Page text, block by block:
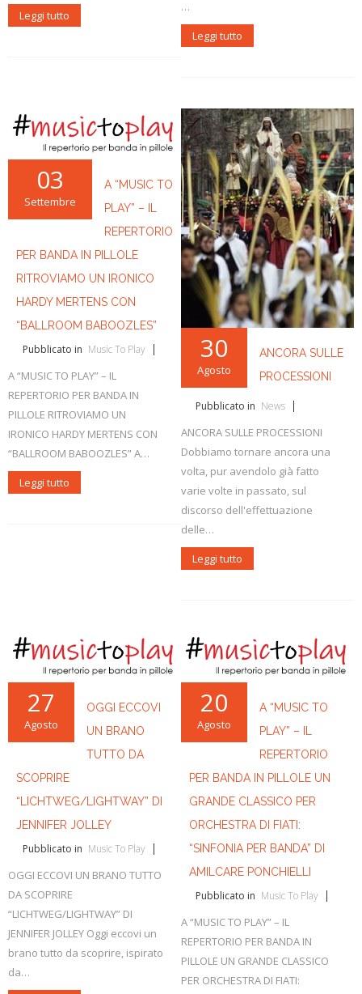
Leggi tutto
…
Leggi tutto
03
Settembre
A “MUSIC TO
PLAY” – IL
REPERTORIO
PER BANDA IN PILLOLE
RITROVIAMO UN IRONICO
HARDY MERTENS CON
“BALLROOM BABOOZLES”
Pubblicato in Music To Play
A “MUSIC TO PLAY” – IL
REPERTORIO PER BANDA IN
PILLOLE RITROVIAMO UN
IRONICO HARDY MERTENS CON
“BALLROOM BABOOZLES” A…
Leggi tutto
30
Agosto
ANCORA SULLE
PROCESSIONI
Pubblicato in News
ANCORA SULLE PROCESSIONI
Dobbiamo tornare ancora una
volta, pur avendolo già fatto
varie volte in passato, sul
discorso dell'effettuazione
delle…
Leggi tutto
27
Agosto
OGGI ECCOVI
UN BRANO
TUTTO DA
SCOPRIRE
“LICHTWEG/LIGHTWAY” DI
JENNIFER JOLLEY
Pubblicato in Music To Play
OGGI ECCOVI UN BRANO TUTTO
DA SCOPRIRE
“LICHTWEG/LIGHTWAY” DI
JENNIFER JOLLEY Oggi eccovi un
brano tutto da scoprire, ispirato
da…
20
Agosto
A “MUSIC TO
PLAY” – IL
REPERTORIO
PER BANDA IN PILLOLE UN
GRANDE CLASSICO PER
ORCHESTRA DI FIATI:
“SINFONIA PER BANDA” DI
AMILCARE PONCHIELLI
Pubblicato in Music To Play
A “MUSIC TO PLAY” – IL
REPERTORIO PER BANDA IN
PILLOLE UN GRANDE CLASSICO
PER ORCHESTRA DI FIATI: